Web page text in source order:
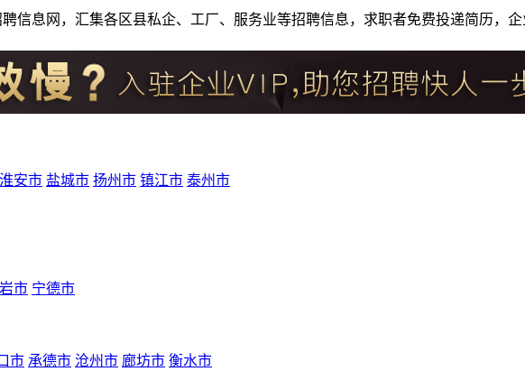
信息网，汇集各区县私企、工厂、服务业等招聘信息，求职者免费投递简历，
淮安市 盐城市 扬州市 镇江市 泰州市
市 宁德市
市 承德市 沧州市 廊坊市 衡水市